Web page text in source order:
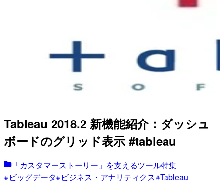
Tableau 2018.2 新機能紹介：ダッシュ
ボードのグリッド表示 #tableau
「カスタマーストーリー」を支えるツール特集
ビッグデータ
ビジネス・アナリティクス Tableau